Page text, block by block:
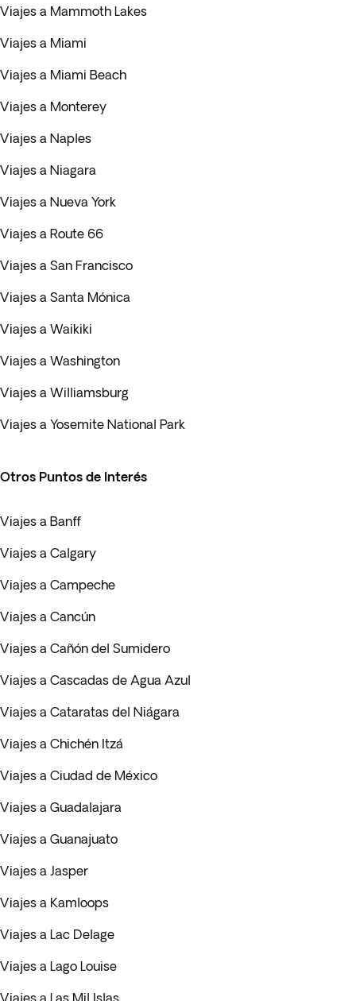
Viajes a Mammoth Lakes
Viajes a Miami
Viajes a Miami Beach
Viajes a Monterey
Viajes a Naples
Viajes a Niagara
Viajes a Nueva York
Viajes a Route 66
Viajes a San Francisco
Viajes a Santa Mónica
Viajes a Waikiki
Viajes a Washington
Viajes a Williamsburg
Viajes a Yosemite National Park
Otros Puntos de Interés
Viajes a Banff
Viajes a Calgary
Viajes a Campeche
Viajes a Cancún
Viajes a Cañón del Sumidero
Viajes a Cascadas de Agua Azul
Viajes a Cataratas del Niágara
Viajes a Chichén Itzá
Viajes a Ciudad de México
Viajes a Guadalajara
Viajes a Guanajuato
Viajes a Jasper
Viajes a Kamloops
Viajes a Lac Delage
Viajes a Lago Louise
Viajes a Las Mil Islas